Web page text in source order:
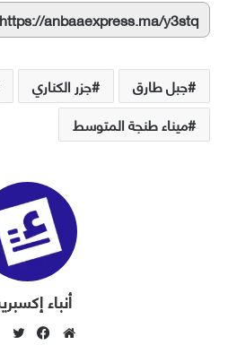
https://anbaaexpress.ma/y3stq
جبل طارق جزر الكناري
ميناء طنجة المتوسط
أنباء